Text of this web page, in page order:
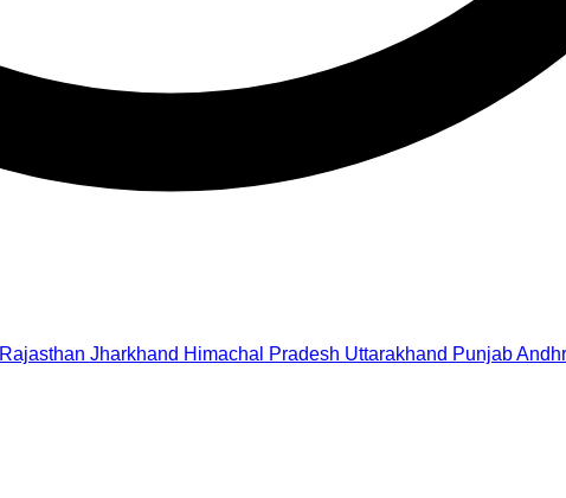
Rajasthan Jharkhand Himachal Pradesh Uttarakhand Punjab